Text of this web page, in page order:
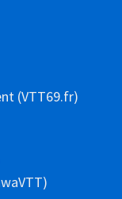
(VTT69.fr)